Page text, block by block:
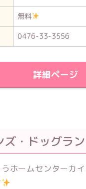
無料
0476-33-3556
詳細ページ
・ドッグラン
ホームセンターカ